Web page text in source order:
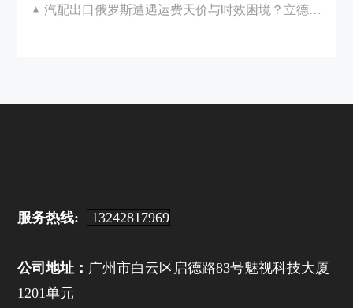
汽配出口俄罗斯遭遇运费天价与时效困境？立德国际助您破局！
服务热线: 13242817969
公司地址： 广州市白云区启德路83号魅视科技大厦
1201单元